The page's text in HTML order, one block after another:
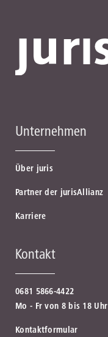
Unternehmen
Über juris
Partner der jurisAllianz
Karriere
Kontakt
0681 5866-4422
Mo - Fr von 8 bis 18 Uhr
Kontaktformular